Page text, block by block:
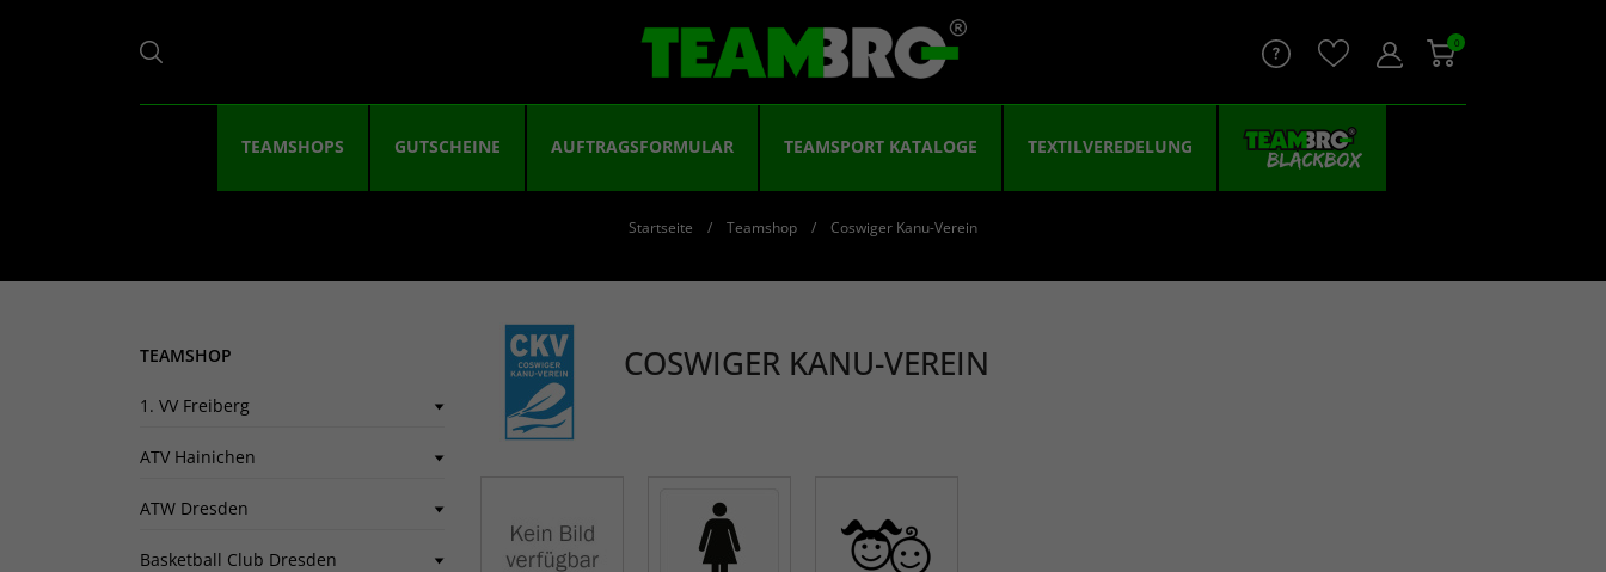
0
TEAMSHOPS GUTSCHEINE AUFTRAGSFORMULAR TEAMSPORT KATALOGE TEXTILVEREDELUNG
Startseite Teamshop Coswiger Kanu-Verein
TEAMSHOP
1. VV Freiberg
ATV Hainichen
ATW Dresden
Basketball Club Dresden
COSWIGER KANU-VEREIN